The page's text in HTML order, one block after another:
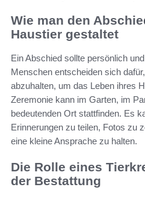
Wie man den
Haustier gestaltet
Ein Abschied sollte persönlich
Menschen entscheiden sich
abzuhalten, um das Leben ihres
Zeremonie kann im Garten, im
bedeutenden Ort stattfinden. Es
Erinnerungen zu teilen, Fotos zu
eine kleine Ansprache zu halten.
Die Rolle eines
der Bestattung